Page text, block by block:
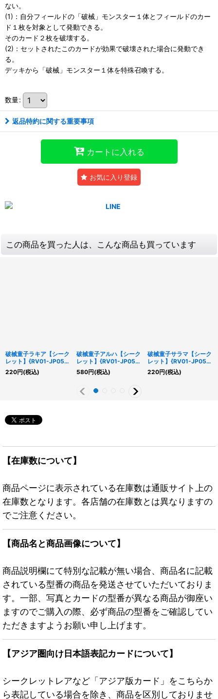
ない。
(1)：自分フィールドの「破械」モンスター１体とフィールドのカー
ド１枚を対象として発動できる。
そのカード２枚を破壊する。
(2)：セットされたこのカードが効果で破壊された場合に発動でき
る。
デッキから「破械」モンスター１体を特殊召喚する。
数量:
返品特約に関する重要事項
カートに入れる
お気に入り登録
この商品を買った人は、こんな商品も買っています
破械童子ラキア【シーク
レット】{RV01-JP055}
《モンスター》
220円(税込)
破械童子アルハ【シーク
レット】{RV01-JP054}
《モンスター》
580円(税込)
破械童子サラマ【シーク
レット】{RV01-JP056}
《モンスター》
220円(税込)
【在庫数について】
商品ページに表示されている在庫数は通販サイト上の
在庫数となります。各店舗の在庫数とは異なりますの
でご注意ください。
【商品名と商品画像について】
商品説明欄にて特別な記載が無い場合、商品名に記載
されている型番の商品を発送させていただいておりま
す。一部、写真とカードの型番が異なる商品が御座い
ますのでご購入の際、必ず商品の型番をご確認してい
ただきますようお願い申し上げます。
【アジア圏向け日本語表記カードについて】
シークレットレアなど「アジア版カード」をこちらか
ら表記している場合を除き、商品を区別しておりませ